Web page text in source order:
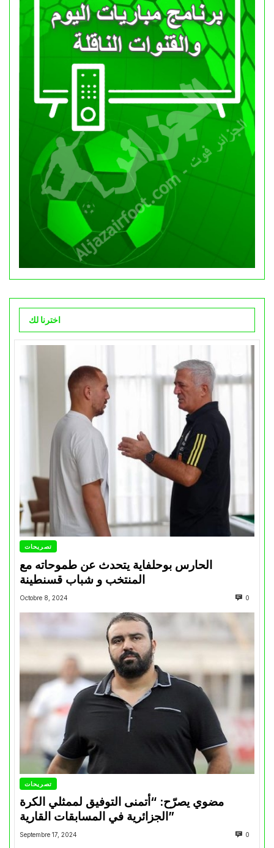
اخترنا لك
تصريحات
الحارس بوحلفاية يتحدث عن طموحاته مع
المنتخب و شباب قسنطينة
Octobre 8, 2024 0
تصريحات
مضوي يصرّح: “أتمنى التوفيق لممثلي الكرة
الجزائرية في المسابقات القارية”
Septembre 17, 2024 0